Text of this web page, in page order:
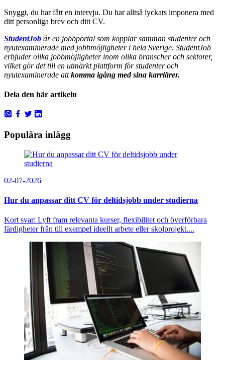
Snyggt, du har fått en intervju. Du har alltså lyckats imponera med
ditt personliga brev och ditt CV.
StudentJob är en jobbportal som kopplar samman studenter och
nyutexaminerade med jobbmöjligheter i hela Sverige. StudentJob
erbjuder olika jobbmöjligheter inom olika branscher och sektorer,
vilket gör det till en utmärkt plattform för studenter och
nyutexaminerade attkomma igång med sina karriärer.
Dela den här artikeln
Populära inlägg
02-07-2026
Hur du anpassar ditt CV för deltidsjobb under studierna
Kort svar: Lyft fram relevanta kurser, flexibilitet och överförbara
färdigheter från till exempel ideellt arbete eller skolprojekt....